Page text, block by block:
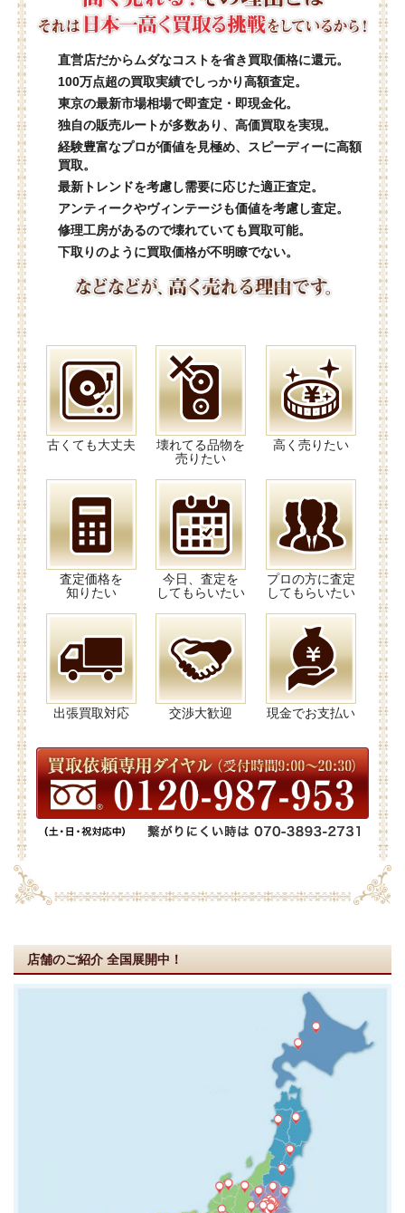
直営店だからムダなコストを省き買取価格に還元。
100万点超の買取実績でしっかり高額査定。
東京の最新市場相場で即査定・即現金化。
独自の販売ルートが多数あり、高価買取を実現。
経験豊富なプロが価値を見極め、スピーディーに高額
買取。
最新トレンドを考慮し需要に応じた適正査定。
アンティークやヴィンテージも価値を考慮し査定。
修理工房があるので壊れていても買取可能。
下取りのように買取価格が不明瞭でない。
古くても大丈夫
壊れてる品物を
売りたい
高く売りたい
査定価格を
知りたい
今日、査定を
してもらいたい
プロの方に査定
してもらいたい
出張買取対応 交渉大歓迎 現金でお支払い
店舗のご紹介 全国展開中！